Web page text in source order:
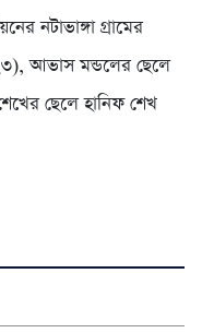
নটাভাঙ্গা গ্রামের
আভাস মন্ডলের ছেলে
ছেলে হানিফ শেখ